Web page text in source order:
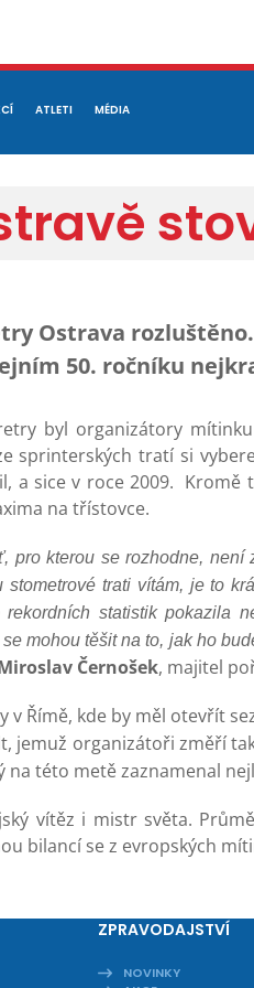
ATLETI MÉDIA
REPREZENTACE
Ostrava
50. ročníku
byl organizátory
sprinterských tratí si
a sice v roce 2009.
na třístovce.
pro kterou se rozhodne,
trati vítám, je to
statistik pokazila
mohou těšit na to, jak ho
Černošek, majitel
Římě, kde by měl otevřít
jemuž organizátoři změří
této metě zaznamenal
vítěz i mistr světa.
bilancí se z evropských
ZPRAVODAJSTVÍ
NOVINKY